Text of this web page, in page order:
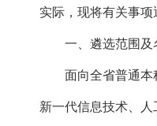
实际，现将有关事项
一、遴选范围及
面向全省普通本科
新一代信息技术、